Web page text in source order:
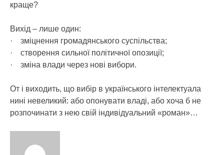
краще?
Вихід – лише один:
· зміцнення громадянського суспільства;
· створення сильної політичної опозиції;
· зміна влади через нові вибори.
От і виходить, що вибір в українського інтелектуала
нині невеликий: або опонувати владі, або хоча б не
розпочинати з нею свій індивідуальний «роман»…